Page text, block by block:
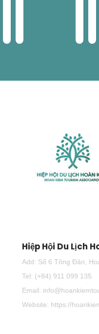
Hiệp Hội Du Lịch
Add: Số 6 Tông Đản,
Tel: (+84) 911 099 135
Email:
Website: https://